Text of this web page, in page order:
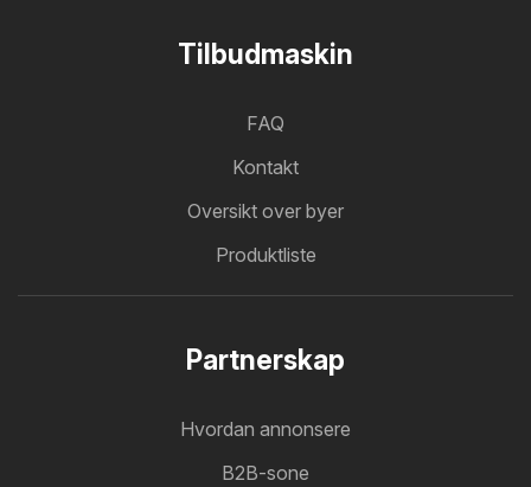
Tilbudmaskin
FAQ
Kontakt
Oversikt over byer
Produktliste
Partnerskap
Hvordan annonsere
B2B-sone